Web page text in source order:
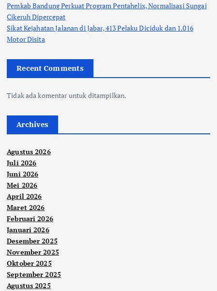
Pemkab Bandung Perkuat Program Pentahelix, Normalisasi Sungai
Cikeruh Dipercepat
Sikat Kejahatan Jalanan di Jabar, 413 Pelaku Diciduk dan 1.016
Motor Disita
Recent Comments
Tidak ada komentar untuk ditampilkan.
Archives
Agustus 2026
Juli 2026
Juni 2026
Mei 2026
April 2026
Maret 2026
Februari 2026
Januari 2026
Desember 2025
November 2025
Oktober 2025
September 2025
Agustus 2025